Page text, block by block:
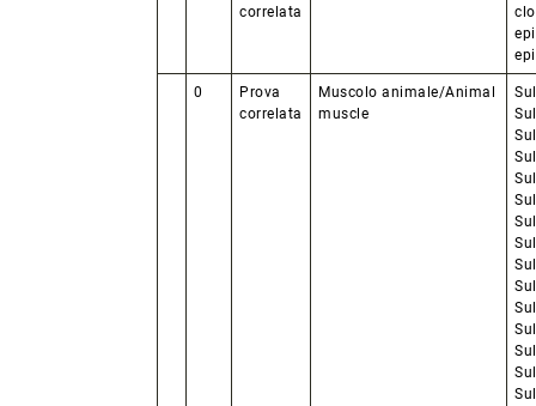
correlata
0
Prova
correlata
Muscolo animale/Animal
muscle